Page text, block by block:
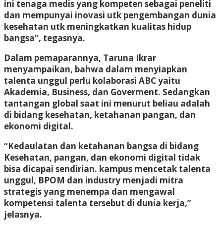
ini tenaga medis yang kompeten sebagai peneliti
dan mempunyai inovasi utk pengembangan dunia
kesehatan utk meningkatkan kualitas hidup
bangsa”, tegasnya.
Dalam pemaparannya, Taruna Ikrar
menyampaikan, bahwa dalam menyiapkan
talenta unggul perlu kolaborasi ABC yaitu
Akademia, Business, dan Goverment. Sedangkan
tantangan global saat ini menurut beliau adalah
di bidang kesehatan, ketahanan pangan, dan
ekonomi digital.
“Kedaulatan dan ketahanan bangsa di bidang
Kesehatan, pangan, dan ekonomi digital tidak
bisa dicapai sendirian. kampus mencetak talenta
unggul, BPOM dan industry menjadi mitra
strategis yang menempa dan mengawal
kompetensi talenta tersebut di dunia kerja,”
jelasnya.